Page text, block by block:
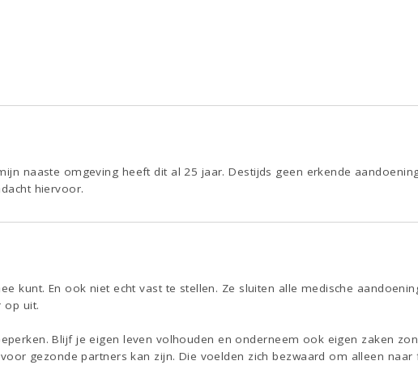
naaste omgeving heeft dit al 25 jaar. Destijds geen erkende
hiervoor.
kunt. En ook niet echt vast te stellen. Ze sluiten alle medische
op uit.
Blijf je eigen leven volhouden en onderneem ook eigen zaken
gezonde partners kan zijn. Die voelden zich bezwaard om alleen naar